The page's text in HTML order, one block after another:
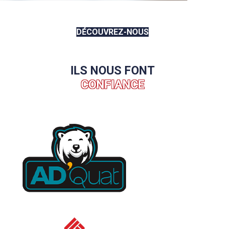
DÉCOUVREZ-NOUS
ILS NOUS FONT
CONFIANCE